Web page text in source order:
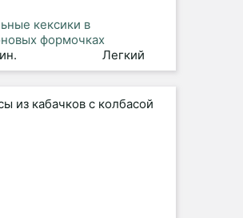
кексики в
формочках
Легкий